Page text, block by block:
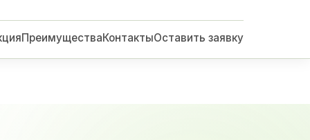
ПреимуществаКонтактыОставить заявку